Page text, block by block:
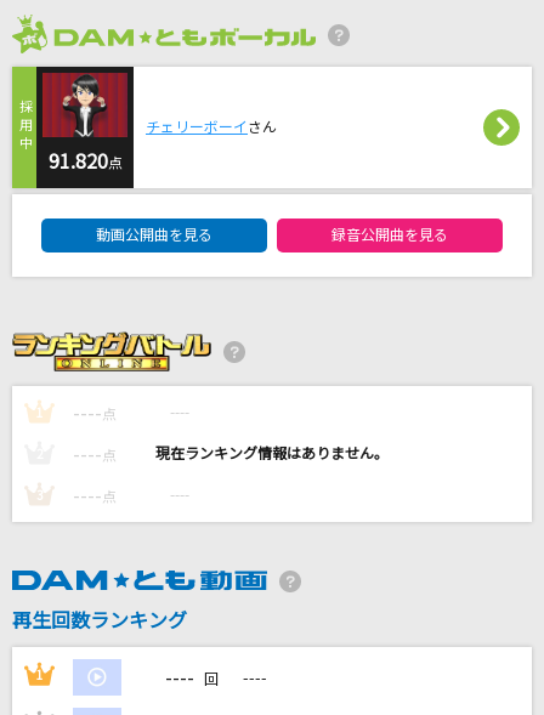
ミックスナッツ
朝を呑む
バルーン
ノンブレス・オブリージュ
ピノキオピー
ハナミズキ
一青 窈
[生音]アイのシナリオ
初恋サイダー
Buono!
91.820点
チェリーボーイ さん
動画公開曲を見る 録音公開曲を見る
1 ---- 点 ----
---- 点 ----
3 ---- 点 ----
再生回数ランキング
1 ---- 回 ----